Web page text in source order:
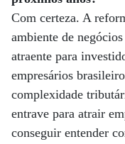
Com certeza. A
ambiente de
atraente para
empresários
complexidade
entrave para atrair
conseguir entender